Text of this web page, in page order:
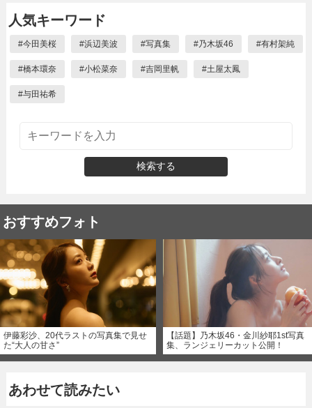
人気キーワード
#今田美桜 #浜辺美波 #写真集 #乃木坂46 #有村架純
#橋本環奈 #小松菜奈 #吉岡里帆 #土屋太鳳
#与田祐希
検索する
おすすめフォト
伊藤彩沙、20代ラストの写真集で見せ
た“大人の甘さ”
【話題】乃木坂46・金川紗耶1st写真
集、ランジェリーカット公開！
あわせて読みたい